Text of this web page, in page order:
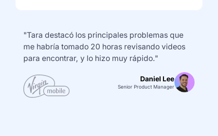
"Tara destacó los principales problemas que
me habría tomado 20 horas revisando videos
para encontrar, y lo hizo muy rápido."
Daniel Lee
Senior Product Manager